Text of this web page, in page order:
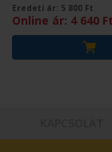
Eredeti ár: 5 800 Ft
Online ár: 4 640 Ft